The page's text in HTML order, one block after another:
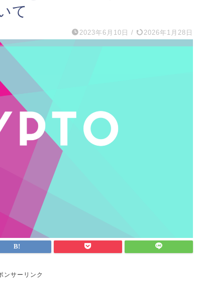
て
2023年6月10日 / 2026年1月28日
ンサーリンク